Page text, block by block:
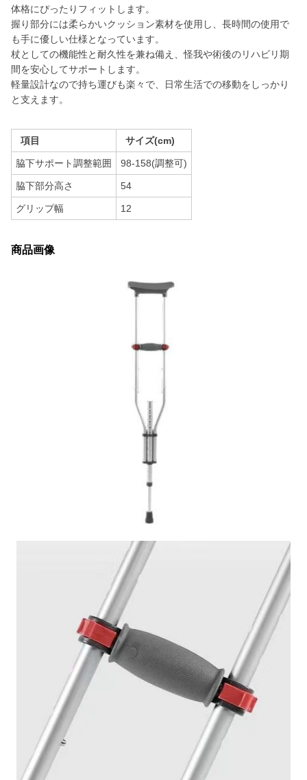
体格にぴったりフィットします。
握り部分には柔らかいクッション素材を使用し、長時間の使用で
も手に優しい仕様となっています。
杖としての機能性と耐久性を兼ね備え、怪我や術後のリハビリ期
間を安心してサポートします。
軽量設計なので持ち運びも楽々で、日常生活での移動をしっかり
と支えます。
項目 サイズ(cm)
脇下サポート調整範囲 98-158(調整可)
脇下部分高さ 54
グリップ幅 12
商品画像